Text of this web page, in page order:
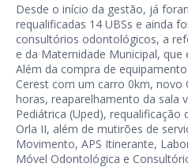
Desde o início da gestão, já
requalificadas 14 UBSs e ainda
consultórios odontológicos, a
e da Maternidade Municipal,
Além da compra de
Cerest com um carro 0km, novo
horas, reaparelhamento da sala
Pediátrica (Uped), requalificação
Orla II, além de mutirões de
Movimento, APS Itinerante,
Móvel Odontológica e